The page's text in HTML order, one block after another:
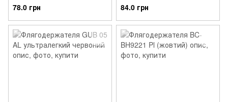
78.0 грн 84.0 грн